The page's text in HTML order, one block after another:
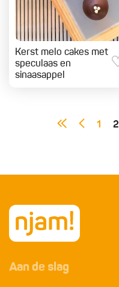
Kerst melo cakes met
speculaas en
sinaasappel
1 2
Aan de slag